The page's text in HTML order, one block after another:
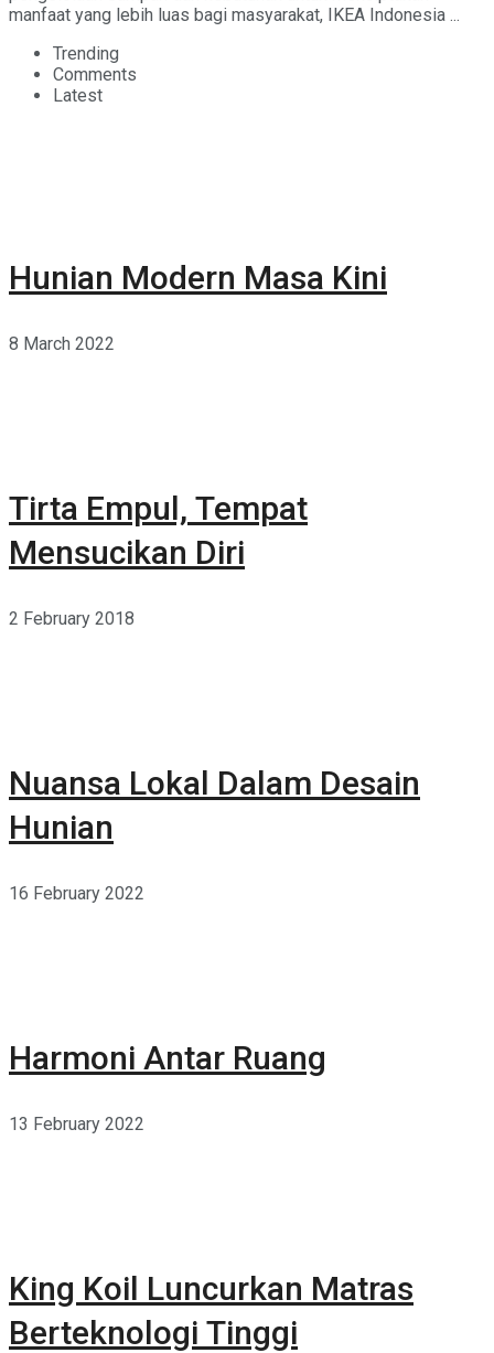
manfaat yang lebih luas bagi masyarakat, IKEA Indonesia ...
Trending
Comments
Latest
Hunian Modern Masa Kini
8 March 2022
Tirta Empul, Tempat
Mensucikan Diri
2 February 2018
Nuansa Lokal Dalam Desain
Hunian
16 February 2022
Harmoni Antar Ruang
13 February 2022
King Koil Luncurkan Matras
Berteknologi Tinggi